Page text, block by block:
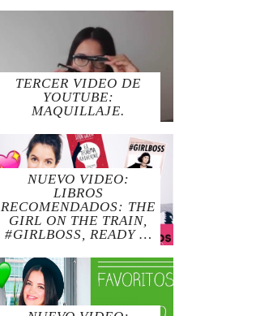
TERCER VIDEO DE
YOUTUBE:
MAQUILLAJE.
NUEVO VIDEO:
LIBROS
RECOMENDADOS: THE
GIRL ON THE TRAIN,
#GIRLBOSS, READY …